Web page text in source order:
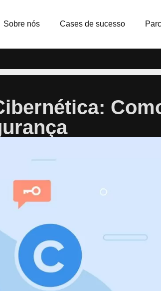
Sobre nós Cases de sucesso